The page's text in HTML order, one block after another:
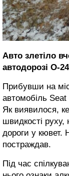
Авто злетіло
автодорозі О-
Прибувши на
автомобіль Seat
Як виявилося,
швидкості руху,
дороги у кювет.
постраждав.
Під час